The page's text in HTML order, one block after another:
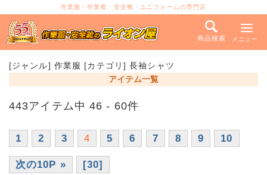
作業服・作業着・安全靴・ユニフォームの専門店
商品検索 メニュー
[ジャンル] 作業服 [カテゴリ] 長袖シャツ
アイテム一覧
443アイテム中 46 - 60件
1 2 3 4 5 6 7 8 9 10
次の10P » [30]